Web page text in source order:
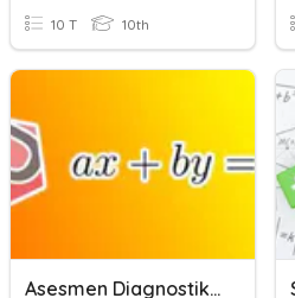
10 T 10th
Asesmen Diagnostik Sistem Persamaan Linier